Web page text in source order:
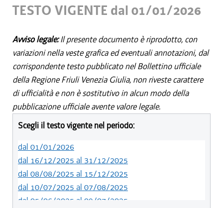
TESTO VIGENTE dal 01/01/2026
Avviso legale:Il presente documento è riprodotto, con
variazioni nella veste grafica ed eventuali annotazioni, dal
corrispondente testo pubblicato nel Bollettino ufficiale
della Regione Friuli Venezia Giulia, non riveste carattere
di ufficialità e non è sostitutivo in alcun modo della
pubblicazione ufficiale avente valore legale.
Scegli il testo vigente nel periodo:
dal 01/01/2026
dal 16/12/2025 al 31/12/2025
dal 08/08/2025 al 15/12/2025
dal 10/07/2025 al 07/08/2025
dal 05/06/2025 al 09/07/2025